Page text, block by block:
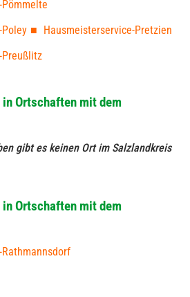
Hausmeisterservice-Pretzien
Preußlitz
Ortschaften mit dem
gibt es keinen Ort im Salzlandkreis
Ortschaften mit dem